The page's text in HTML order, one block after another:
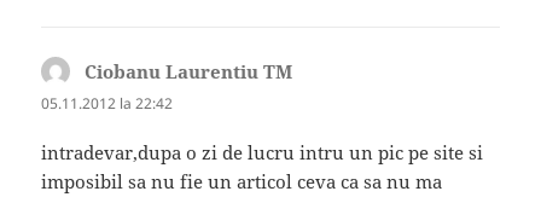
Ciobanu Laurentiu TM
05.11.2012 la 22:42
intradevar,dupa o zi de lucru intru un pic pe site si
imposibil sa nu fie un articol ceva ca sa nu ma